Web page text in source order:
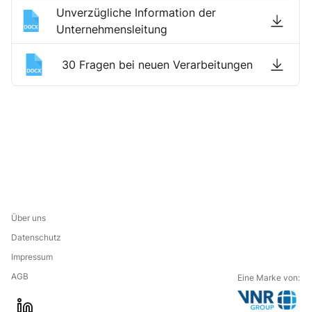
Unverzügliche Information der
Unternehmensleitung
30 Fragen bei neuen Verarbeitungen
Über uns
Datenschutz
Impressum
AGB
Eine Marke von: